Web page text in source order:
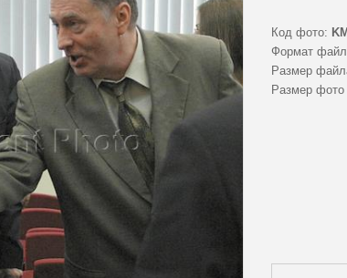
Код фото:
Формат
Размер
Размер фото